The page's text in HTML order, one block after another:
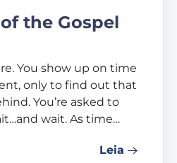
the Gospel
You show up on time
only to find out that
You’re asked to
wait. As time…
Leia